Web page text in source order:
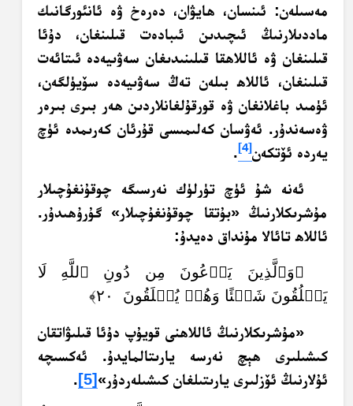
مەسىلەن: ئىنسان، ھايۋان، دەرەخ ۋە ئانئورگانىك
ماددىلارنىڭ ئىچىدىن ئىبادەت قىلىنغان، دۇئا
قىلىنغان ۋە ئاللاھقا قىلىنىدىغان سەۋىيەدە ئىتائەت
قىلىنغان، ئاللاھ بىلەن تەڭ سەۋىيەدە سۆيۈلگەن،
ئۈمىد باغلانغان ۋە قورقۇلغانلاردىن ھەر بىرى بىرەر
ۋەسەندۇر. ئەۋسان كەلىمىسى قۇرئان كەرىمدە ئۈچ
يەردە ئۆتكەن[4]
.
ئەنە شۇ ئۈچ تۈرلۈك نەرسىگە چوقۇنغۇچىلار
مۇشرىكلارنىڭ «بۇتقا چوقۇنغۇچىلار» گۇرۇھىدۇر.
ئاللاھ تائالا مۇنداق دەيدۇ:
﴿وَٱلَّذِينَ يَدۡعُونَ مِن دُونِ ٱللَّهِ لَا
يَخۡلُقُونَ شَيۡئًا وَهُمۡ يُخۡلَقُونَ ٢٠﴾
«مۇشرىكلارنىڭ ئاللاھنى قويۇپ دۇئا قىلىۋاتقان
كىشىلىرى ھېچ نەرسە يارىتالمايدۇ. ئەكسىچە
ئۇلارنىڭ ئۆزلىرى يارىتىلغان كىشىلەردۇر»[5]
.